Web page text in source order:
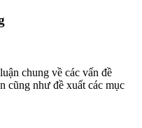
chung về các vấn đề
cũng như đề xuất các mục